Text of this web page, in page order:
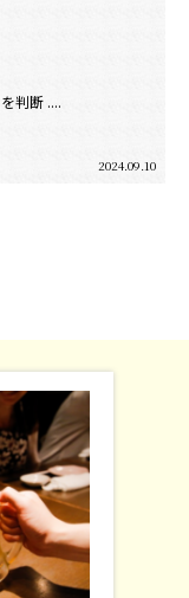
判断 ....
2024.09.10